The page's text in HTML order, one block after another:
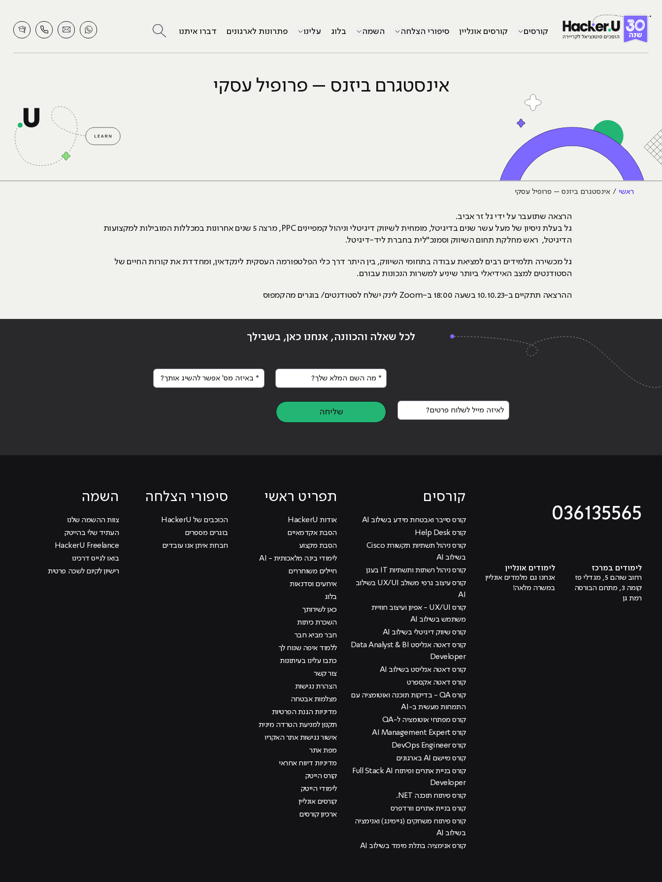
קורסים קורסים אונליין סיפורי הצלחה השמה בלוג עלינו פתרונות לארגונים דברו איתנו לחץ לחיפוש
אינסטגרם ביזנס – פרופיל עסקי
ראשי אינסטגרם ביזנס – פרופיל עסקי
הרצאה שתועבר על ידי גל זר אביב.
גל בעלת ניסיון של מעל עשר שנים בדיגיטל, מומחית לשיווק דיגיטלי וניהול קמפיינים PPC, מרצה 5 שנים אחרונות במכללות המובילות למקצועות
הדיגיטל, ראש מחלקת תחום השיווק וסמנכ"לית בחברת ליד-דיגיטל.
גל מכשירה תלמידים רבים למציאת עבודה בתחומי השיווק, בין היתר דרך כלי הפלטפורמה העסקית לינקדאין, ומחדדת את קורות החיים של
הסטודנטים למצב האידיאלי ביותר שיניע למשרות הנכונות עבורם.
ההרצאה תתקיים ב-10.10.23 בשעה 18:00 ב-Zoom לינק ישלח לסטודנטים/ בוגרים מהקמפוס
לכל שאלה והכוונה, אנחנו כאן, בשבילך
* מה השם המלא שלך? * באיזה מס' אפשר להשיג אותך?
לאיזה מייל לשלוח פרטים?
שליחה
036135565
לימודים במרכז
רחוב שוהם 5, מגדלי פז
קומה 3, מתחם הבורסה
רמת גן
לימודים אונליין
אנחנו גם מלמדים אונליין
במשרה מלאה!
קורסים
קורס סייבר ואבטחת מידע בשילוב AI
קורס Help Desk
קורס ניהול תשתיות תקשורת Cisco
בשילוב AI
קורס ניהול רשתות ותשתיות IT בענן
קורס עיצוב גרפי משולב UX/UI בשילוב
AI
קורס UX/UI - אפיון ועיצוב חוויית
משתמש בשילוב AI
קורס שיווק דיגיטלי בשילוב AI
קורס דאטה אנליסט Data Analyst & BI
Developer
קורס דאטה אנליסט בשילוב AI
קורס דאטה אקספרט
קורס QA - בדיקות תוכנה ואוטומציה עם
התמחות מעשית ב-AI
קורס מפתחי אוטומציה ל-QA
קורס AI Management Expert
קורס DevOps Engineer
קורס מיישם AI בארגונים
קורס בניית אתרים ופיתוח Full Stack AI
Developer
קורס פיתוח תוכנה NET.
קורס בניית אתרים וורדפרס
קורס פיתוח משחקים (גיימינג) ואנימציה
בשילוב AI
קורס אנימציה בתלת מימד בשילוב AI
תפריט ראשי
אודות HackerU
הסבת אקדמאיים
הסבת מקצוע
לימודי בינה מלאכותית - AI
חיילים משוחררים
אירועים וסדנאות
בלוג
כאן לשירותך
השכרת כיתות
חבר מביא חבר
ללמוד איפה שנוח לך
כתבו עלינו בעיתונות
צור קשר
הצהרת נגישות
מצלמות אבטחה
מדיניות הגנת הפרטיות
תקנון למניעת הטרדה מינית
אישור נגישות אתר האקריו
מפת אתר
מדיניות דיווח אחראי
קורס הייטק
לימודי הייטק
קורסים אונליין
ארכיון קורסים
סיפורי הצלחה
הכוכבים של HackerU
בוגרים מספרים
חברות איתן אנו עובדים
השמה
צוות ההשמה שלנו
העתיד שלי בהייטק
HackerU Freelance
בואו לגייס דרכינו
רישיון לקיום לשכה פרטית